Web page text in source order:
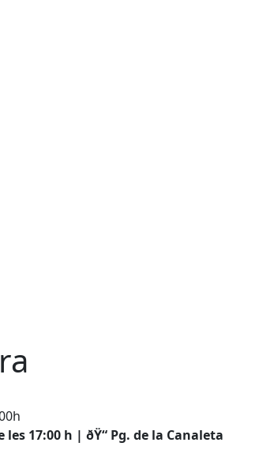
17:00 h | ðŸ“ Pg. de la Canaleta